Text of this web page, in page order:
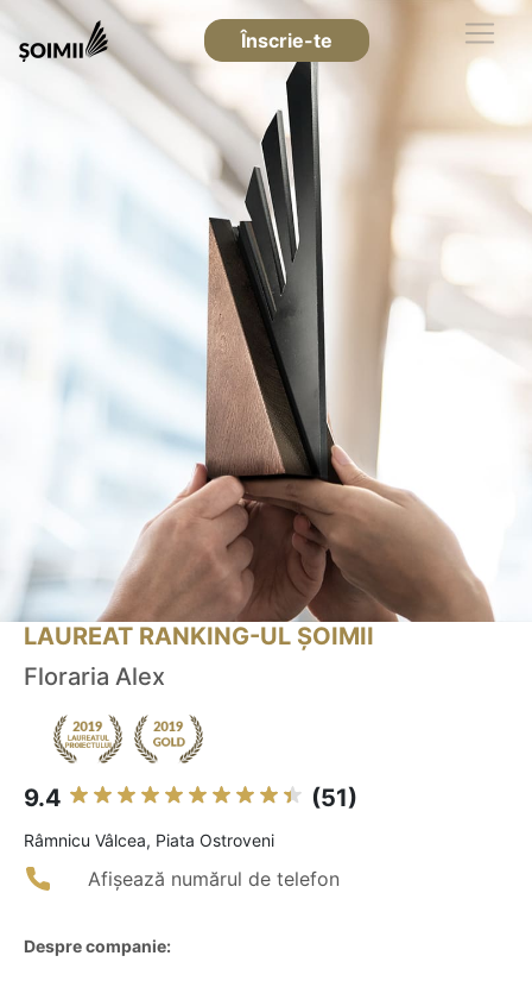
Înscrie-te
LAUREAT RANKING-UL ȘOIMII
Floraria Alex
9.4 (51)
Râmnicu Vâlcea, Piata Ostroveni
Afișează numărul de telefon
Despre companie: